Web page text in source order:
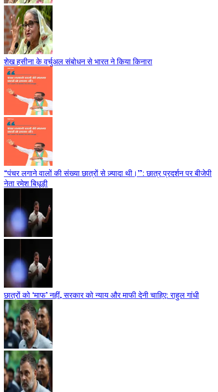
शेख हसीना के वर्चुअल संबोधन से भारत ने किया किनारा
“पंचर लगाने वालों की संख्या छात्रों से ज़्यादा थी।”: छात्र प्रदर्शन पर बीजेपी
नेता रमेश बिधूड़ी
छात्रों को ‘माफ’ नहीं, सरकार को न्याय और माफी देनी चाहिए: राहुल गांधी